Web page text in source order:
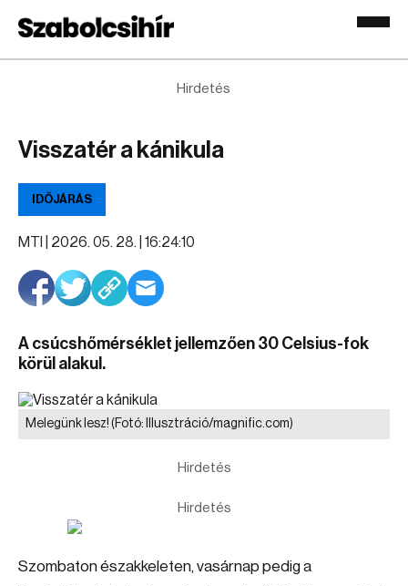
Hirdetés
Visszatér a kánikula
IDŐJÁRÁS
MTI | 2026. 05. 28. | 16:24:10
A csúcshőmérséklet jellemzően 30 Celsius-fok
körül alakul.
Melegünk lesz! (Fotó: Illusztráció/magnific.com)
Hirdetés
Hirdetés
Szombaton északkeleten, vasárnap pedig a